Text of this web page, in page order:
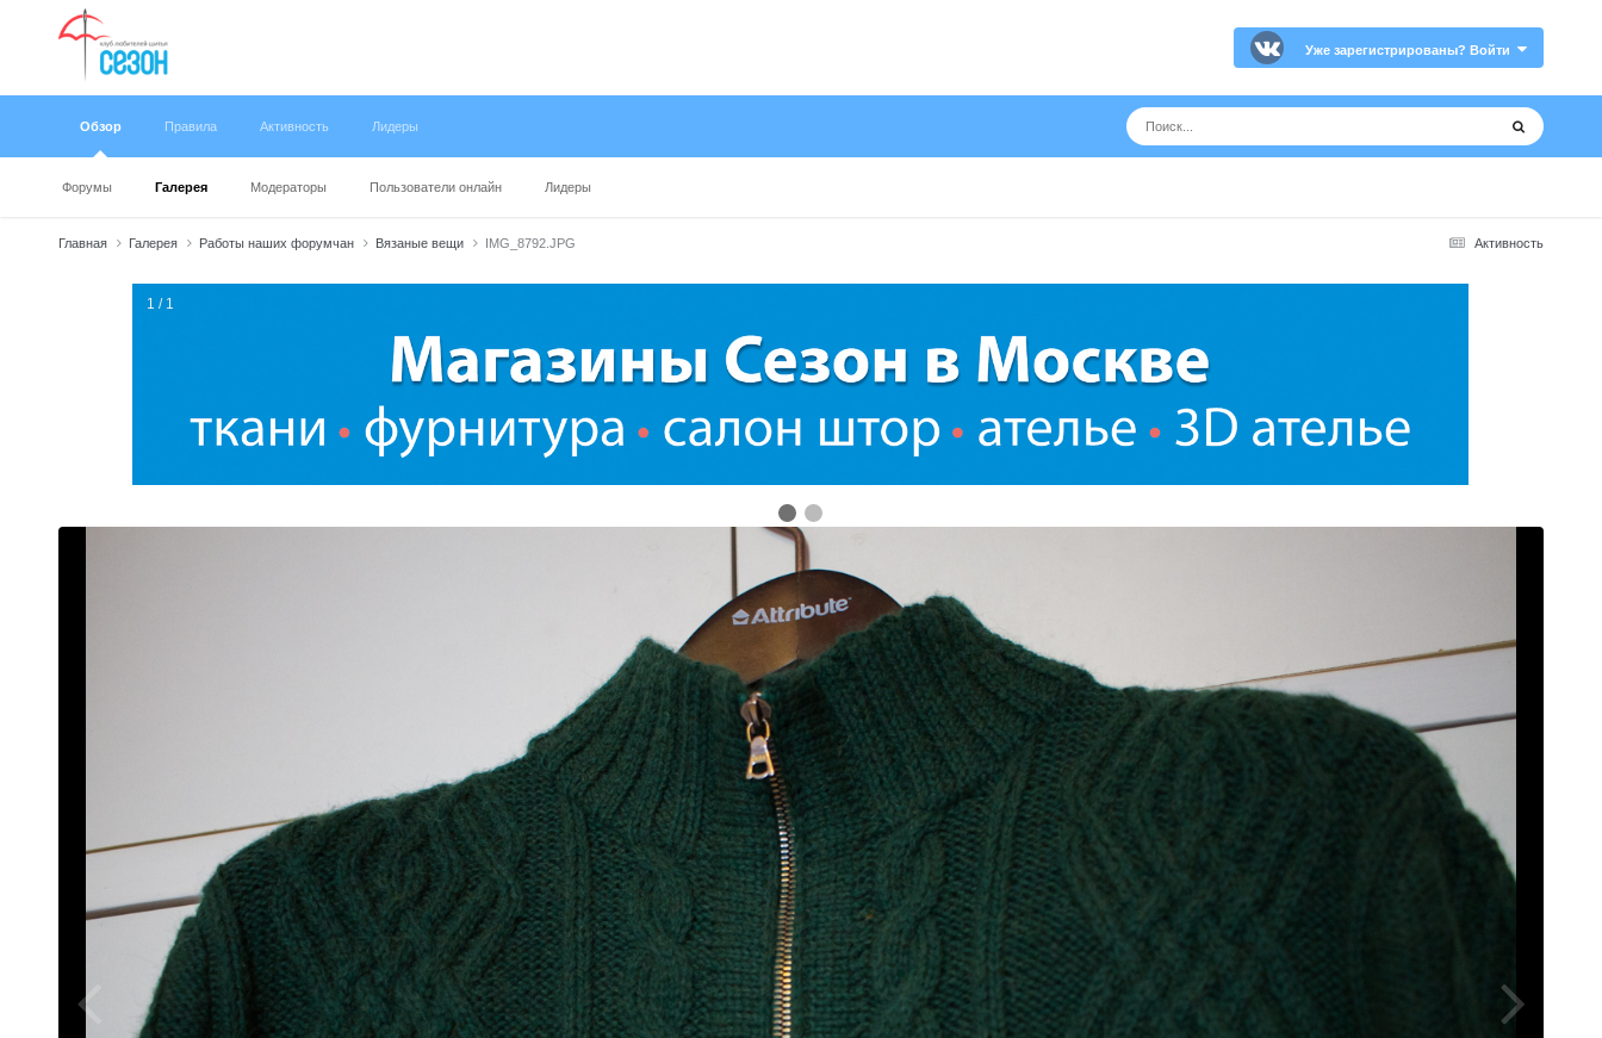
Уже зарегистрированы? Войти
Обзор
Форумы Галерея Модераторы Пользователи онлайн Лидеры
Правила Активность Лидеры
Активность
Главная Галерея Работы наших форумчан Вязаные вещи IMG_8792.JPG
1 / 1